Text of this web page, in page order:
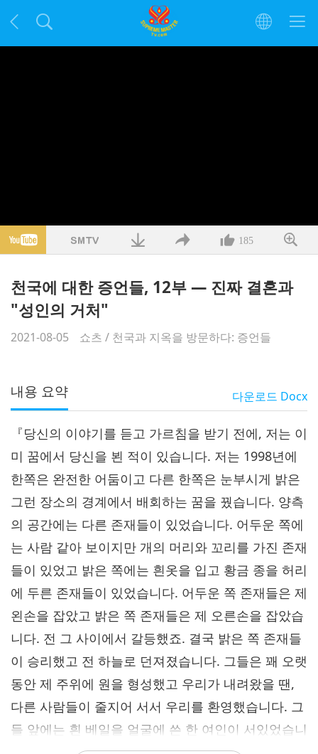
185
천국에 대한 증언들, 12부 — 진짜 결혼과
"성인의 거처"
2021-08-05 쇼츠 / 천국과 지옥을 방문하다: 증언들
내용 요약 다운로드 Docx
『당신의 이야기를 듣고 가르침을 받기 전에, 저는 이
미 꿈에서 당신을 뵌 적이 있습니다. 저는 1998년에
한쪽은 완전한 어둠이고 다른 한쪽은 눈부시게 밝은
그런 장소의 경계에서 배회하는 꿈을 꿨습니다. 양측
의 공간에는 다른 존재들이 있었습니다. 어두운 쪽에
는 사람 같아 보이지만 개의 머리와 꼬리를 가진 존재
들이 있었고 밝은 쪽에는 흰옷을 입고 황금 종을 허리
에 두른 존재들이 있었습니다. 어두운 쪽 존재들은 제
왼손을 잡았고 밝은 쪽 존재들은 제 오른손을 잡았습
니다. 전 그 사이에서 갈등했죠. 결국 밝은 쪽 존재들
이 승리했고 전 하늘로 던져졌습니다. 그들은 꽤 오랫
동안 제 주위에 원을 형성했고 우리가 내려왔을 땐,
다른 사람들이 줄지어 서서 우리를 환영했습니다. 그
들 앞에는 흰 베일을 얼굴에 쓴 한 여인이 서있었습니